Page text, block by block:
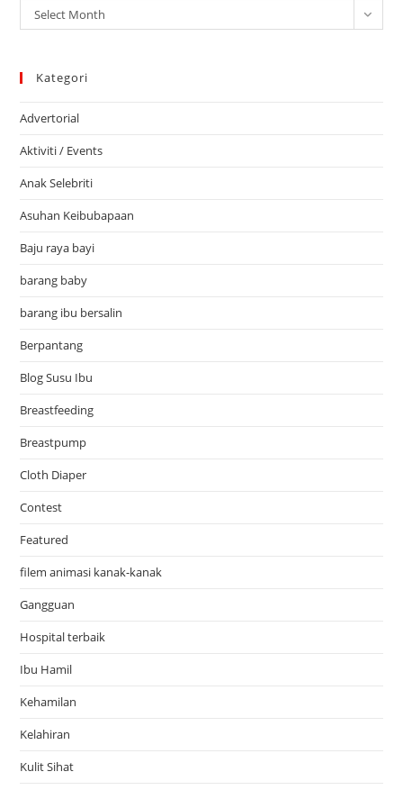
Arkib
Select Month
Kategori
Advertorial
Aktiviti / Events
Anak Selebriti
Asuhan Keibubapaan
Baju raya bayi
barang baby
barang ibu bersalin
Berpantang
Blog Susu Ibu
Breastfeeding
Breastpump
Cloth Diaper
Contest
Featured
filem animasi kanak-kanak
Gangguan
Hospital terbaik
Ibu Hamil
Kehamilan
Kelahiran
Kulit Sihat